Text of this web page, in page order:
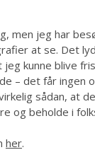
men jeg har
at se. Det
kunne blive
– det får ingen
sådan, at
og beholde i
her.